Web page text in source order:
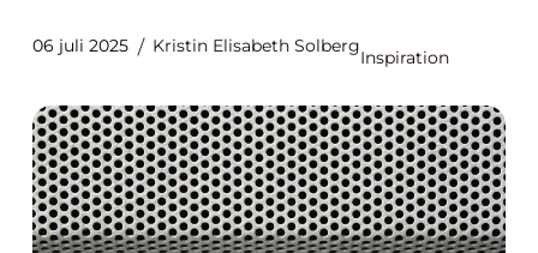
06 juli 2025 Kristin Elisabeth Solberg
Inspiration